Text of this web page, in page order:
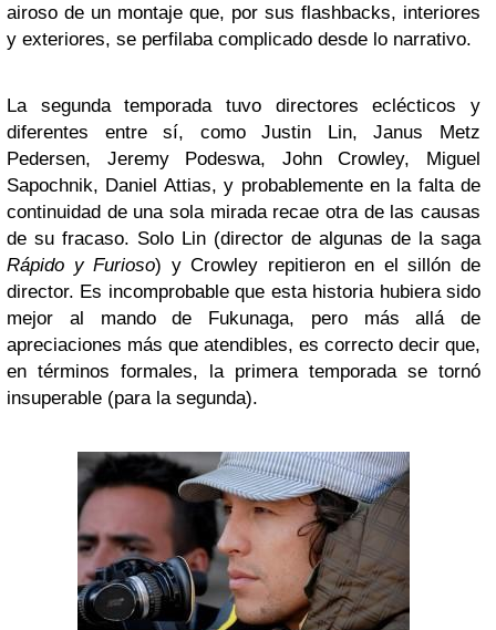
airoso de un montaje que, por sus flashbacks, interiores
y exteriores, se perfilaba complicado desde lo narrativo.
La segunda temporada tuvo directores eclécticos y
diferentes entre sí, como Justin Lin, Janus Metz
Pedersen, Jeremy Podeswa, John Crowley, Miguel
Sapochnik, Daniel Attias, y probablemente en la falta de
continuidad de una sola mirada recae otra de las causas
de su fracaso. Solo Lin (director de algunas de la saga
Rápido y Furioso) y Crowley repitieron en el sillón de
director. Es incomprobable que esta historia hubiera sido
mejor al mando de Fukunaga, pero más allá de
apreciaciones más que atendibles, es correcto decir que,
en términos formales, la primera temporada se tornó
insuperable (para la segunda).